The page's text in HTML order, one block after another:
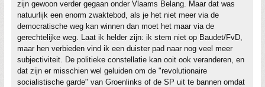
zijn gewoon verder gegaan onder Vlaams Belang. Maar dat was
natuurlijk een enorm zwaktebod, als je het niet meer via de
democratische weg kan winnen dan moet het maar via de
gerechtelijke weg. Laat ik helder zijn: ik stem niet op Baudet/FvD,
maar hen verbieden vind ik een duister pad naar nog veel meer
subjectiviteit. De politieke constellatie kan ooit ook veranderen, en
dat zijn er misschien wel geluiden om de "revolutionaire
socialistische garde" van Groenlinks of de SP uit te bannen omdat